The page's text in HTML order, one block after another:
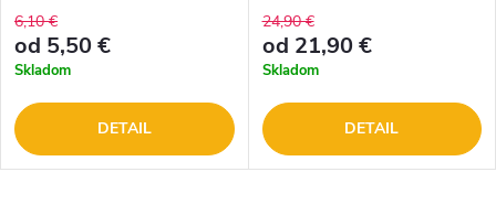
6,10 €
od 5,50 €
Skladom
DETAIL
24,90 €
od 21,90 €
Skladom
DETAIL